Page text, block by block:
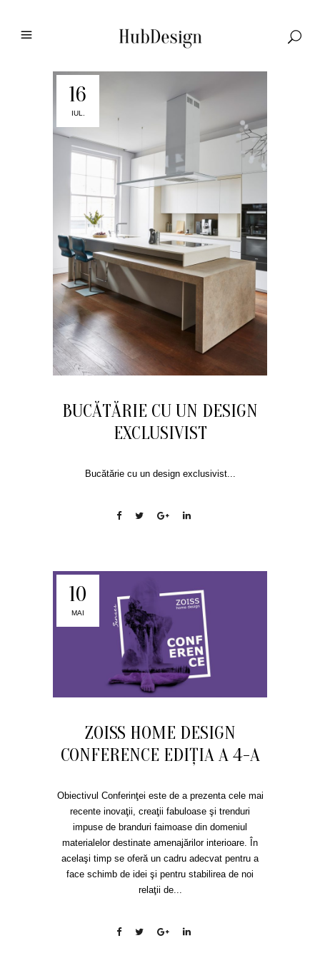
16
IUL.
BUCĂTĂRIE CU UN DESIGN
EXCLUSIVIST
Bucătărie cu un design exclusivist...
10
MAI
ZOISS HOME DESIGN
CONFERENCE EDIŢIA A 4-A
Obiectivul Conferinţei este de a prezenta cele mai
recente inovaţii, creaţii fabuloase şi trenduri
impuse de branduri faimoase din domeniul
materialelor destinate amenajărilor interioare. În
acelaşi timp se oferă un cadru adecvat pentru a
face schimb de idei şi pentru stabilirea de noi
relaţii de...